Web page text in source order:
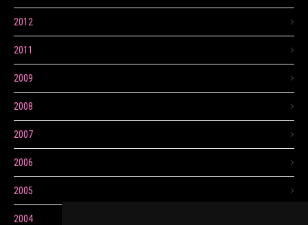
2012
2011
2009
2008
2007
2006
2005
2004